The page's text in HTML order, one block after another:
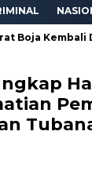
Kembali